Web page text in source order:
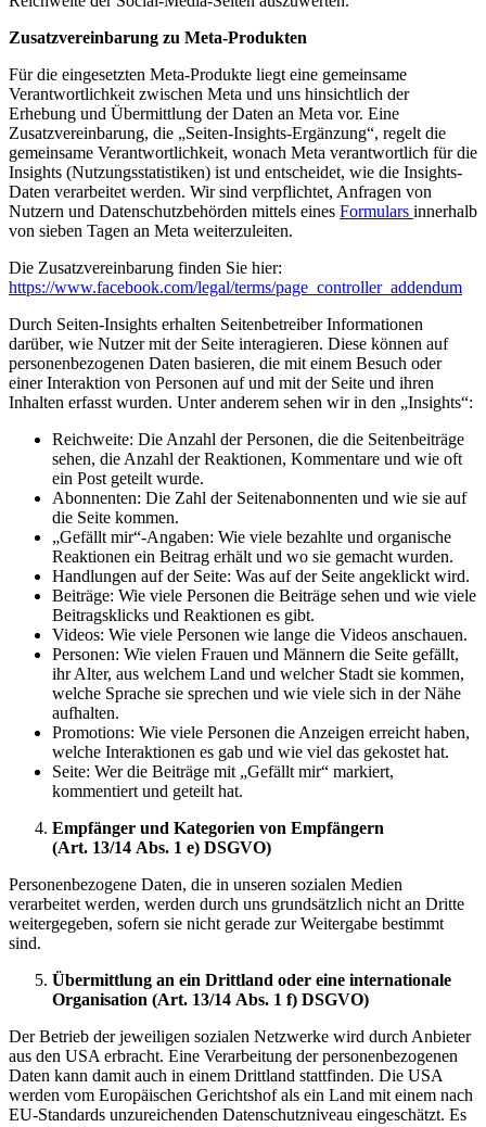
Zusatzvereinbarung zu Meta-Produkten
Für die eingesetzten Meta-Produkte liegt eine gemeinsame
Verantwortlichkeit zwischen Meta und uns hinsichtlich der
Erhebung und Übermittlung der Daten an Meta vor. Eine
Zusatzvereinbarung, die „Seiten-Insights-Ergänzung“, regelt die
gemeinsame Verantwortlichkeit, wonach Meta verantwortlich für die
Insights (Nutzungsstatistiken) ist und entscheidet, wie die Insights-
Daten verarbeitet werden. Wir sind verpflichtet, Anfragen von
Nutzern und Datenschutzbehörden mittels eines Formulars innerhalb
von sieben Tagen an Meta weiterzuleiten.
Die Zusatzvereinbarung finden Sie hier:
https://www.facebook.com/legal/terms/page_controller_addendum
Durch Seiten-Insights erhalten Seitenbetreiber Informationen
darüber, wie Nutzer mit der Seite interagieren. Diese können auf
personenbezogenen Daten basieren, die mit einem Besuch oder
einer Interaktion von Personen auf und mit der Seite und ihren
Inhalten erfasst wurden. Unter anderem sehen wir in den „Insights“:
Reichweite: Die Anzahl der Personen, die die Seitenbeiträge
sehen, die Anzahl der Reaktionen, Kommentare und wie oft
ein Post geteilt wurde.
Abonnenten: Die Zahl der Seitenabonnenten und wie sie auf
die Seite kommen.
„Gefällt mir“-Angaben: Wie viele bezahlte und organische
Reaktionen ein Beitrag erhält und wo sie gemacht wurden.
Handlungen auf der Seite: Was auf der Seite angeklickt wird.
Beiträge: Wie viele Personen die Beiträge sehen und wie viele
Beitragsklicks und Reaktionen es gibt.
Videos: Wie viele Personen wie lange die Videos anschauen.
Personen: Wie vielen Frauen und Männern die Seite gefällt,
ihr Alter, aus welchem Land und welcher Stadt sie kommen,
welche Sprache sie sprechen und wie viele sich in der Nähe
aufhalten.
Promotions: Wie viele Personen die Anzeigen erreicht haben,
welche Interaktionen es gab und wie viel das gekostet hat.
Seite: Wer die Beiträge mit „Gefällt mir“ markiert,
kommentiert und geteilt hat.
Empfänger und Kategorien von Empfängern
(Art. 13/14 Abs. 1 e) DSGVO)
Personenbezogene Daten, die in unseren sozialen Medien
verarbeitet werden, werden durch uns grundsätzlich nicht an Dritte
weitergegeben, sofern sie nicht gerade zur Weitergabe bestimmt
sind.
Übermittlung an ein Drittland oder eine internationale
Organisation (Art. 13/14 Abs. 1 f) DSGVO)
Der Betrieb der jeweiligen sozialen Netzwerke wird durch Anbieter
aus den USA erbracht. Eine Verarbeitung der personenbezogenen
Daten kann damit auch in einem Drittland stattfinden. Die USA
werden vom Europäischen Gerichtshof als ein Land mit einem nach
EU-Standards unzureichenden Datenschutzniveau eingeschätzt. Es